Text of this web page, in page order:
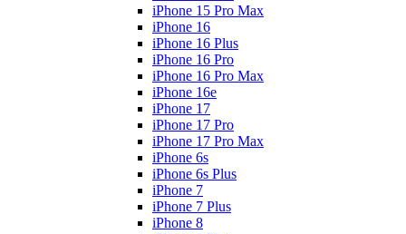
iPhone 15 Pro Max
iPhone 16
iPhone 16 Plus
iPhone 16 Pro
iPhone 16 Pro Max
iPhone 16e
iPhone 17
iPhone 17 Pro
iPhone 17 Pro Max
iPhone 6s
iPhone 6s Plus
iPhone 7
iPhone 7 Plus
iPhone 8